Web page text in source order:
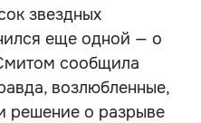
звездных
еще одной — о
сообщила
возлюбленные,
решение о разрыве